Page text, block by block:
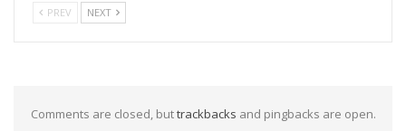
PREV NEXT
Comments are closed, buttrackbacks and pingbacks are open.